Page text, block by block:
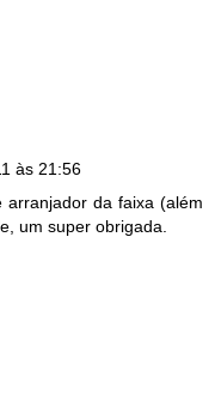
às 21:56
da faixa (além
um super obrigada.